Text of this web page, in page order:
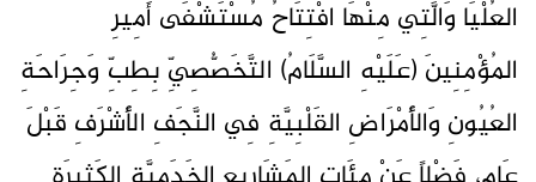
العُلْيَا وَالَّتِي مِنْهَا افْتِتَاحُ مُسْتَشْفَى أَمِيرِ
المُؤْمِنِينَ (عَلَيْهِ السَّلَامُ) التَّخَصُّصِيِّ بِطِبِّ وَجِرَاحَةِ
العُيُونِ وَالأَمْرَاضِ القَلْبِيَّةِ فِي النَّجَفِ الأَشْرَفِ قَبْلَ